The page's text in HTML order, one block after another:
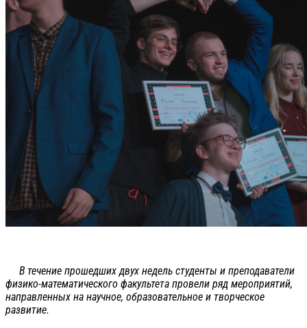
В течение прошедших двух недель студенты и преподаватели
физико-математического факультета провели ряд мероприятий,
направленных на научное, образовательное и творческое
развитие.